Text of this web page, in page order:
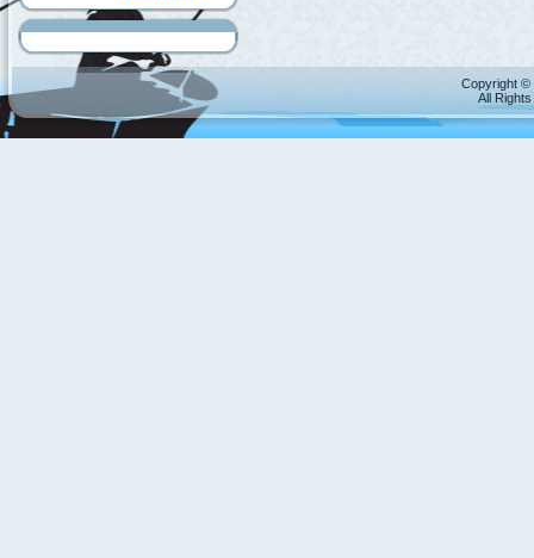
Copyright ©
All